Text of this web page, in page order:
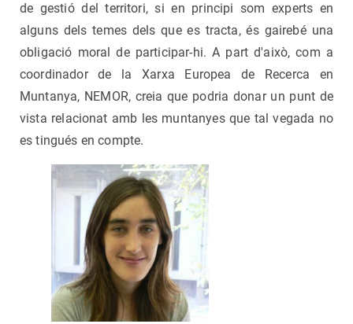
de gestió del territori, si en principi som experts en
alguns dels temes dels que es tracta, és gairebé una
obligació moral de participar-hi. A part d'això, com a
coordinador de la Xarxa Europea de Recerca en
Muntanya, NEMOR, creia que podria donar un punt de
vista relacionat amb les muntanyes que tal vegada no
es tingués en compte.